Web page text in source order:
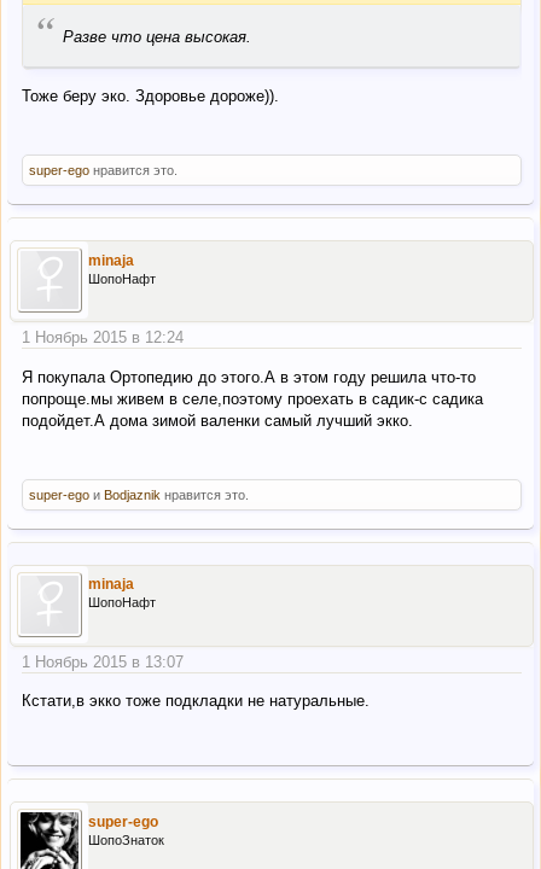
“ Разве что цена высокая.
Тоже беру эко. Здоровье дороже)).
super-ego нравится это.
minaja
ШопоНафт
1 Ноябрь 2015 в 12:24
Я покупала Ортопедию до этого.А в этом году решила что-то
попроще.мы живем в селе,поэтому проехать в садик-с садика
подойдет.А дома зимой валенки самый лучший экко.
super-ego и Bodjaznik нравится это.
minaja
ШопоНафт
1 Ноябрь 2015 в 13:07
Кстати,в экко тоже подкладки не натуральные.
super-ego
ШопоЗнаток